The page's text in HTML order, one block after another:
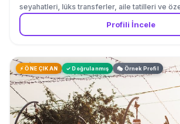
seyahatleri, lüks transferler, aile tatilleri ve
charter hizmeti. İstanbul Sabiha Gökçen ve
havalimanlarından hizmet veriyoruz. Türkiye içi
Profili İncele
⚡ ÖNE ÇIKAN ✓ Doğrulanmış 🎭 Örnek Profil